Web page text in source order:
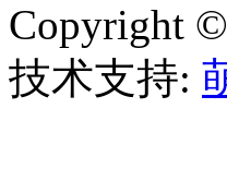
Copyright
技术支持: